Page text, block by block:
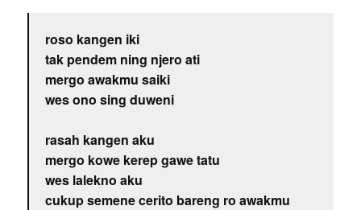
roso kangen iki
tak pendem ning njero ati
mergo awakmu saiki
wes ono sing duweni
rasah kangen aku
mergo kowe kerep gawe tatu
wes lalekno aku
cukup semene cerito bareng ro awakmu